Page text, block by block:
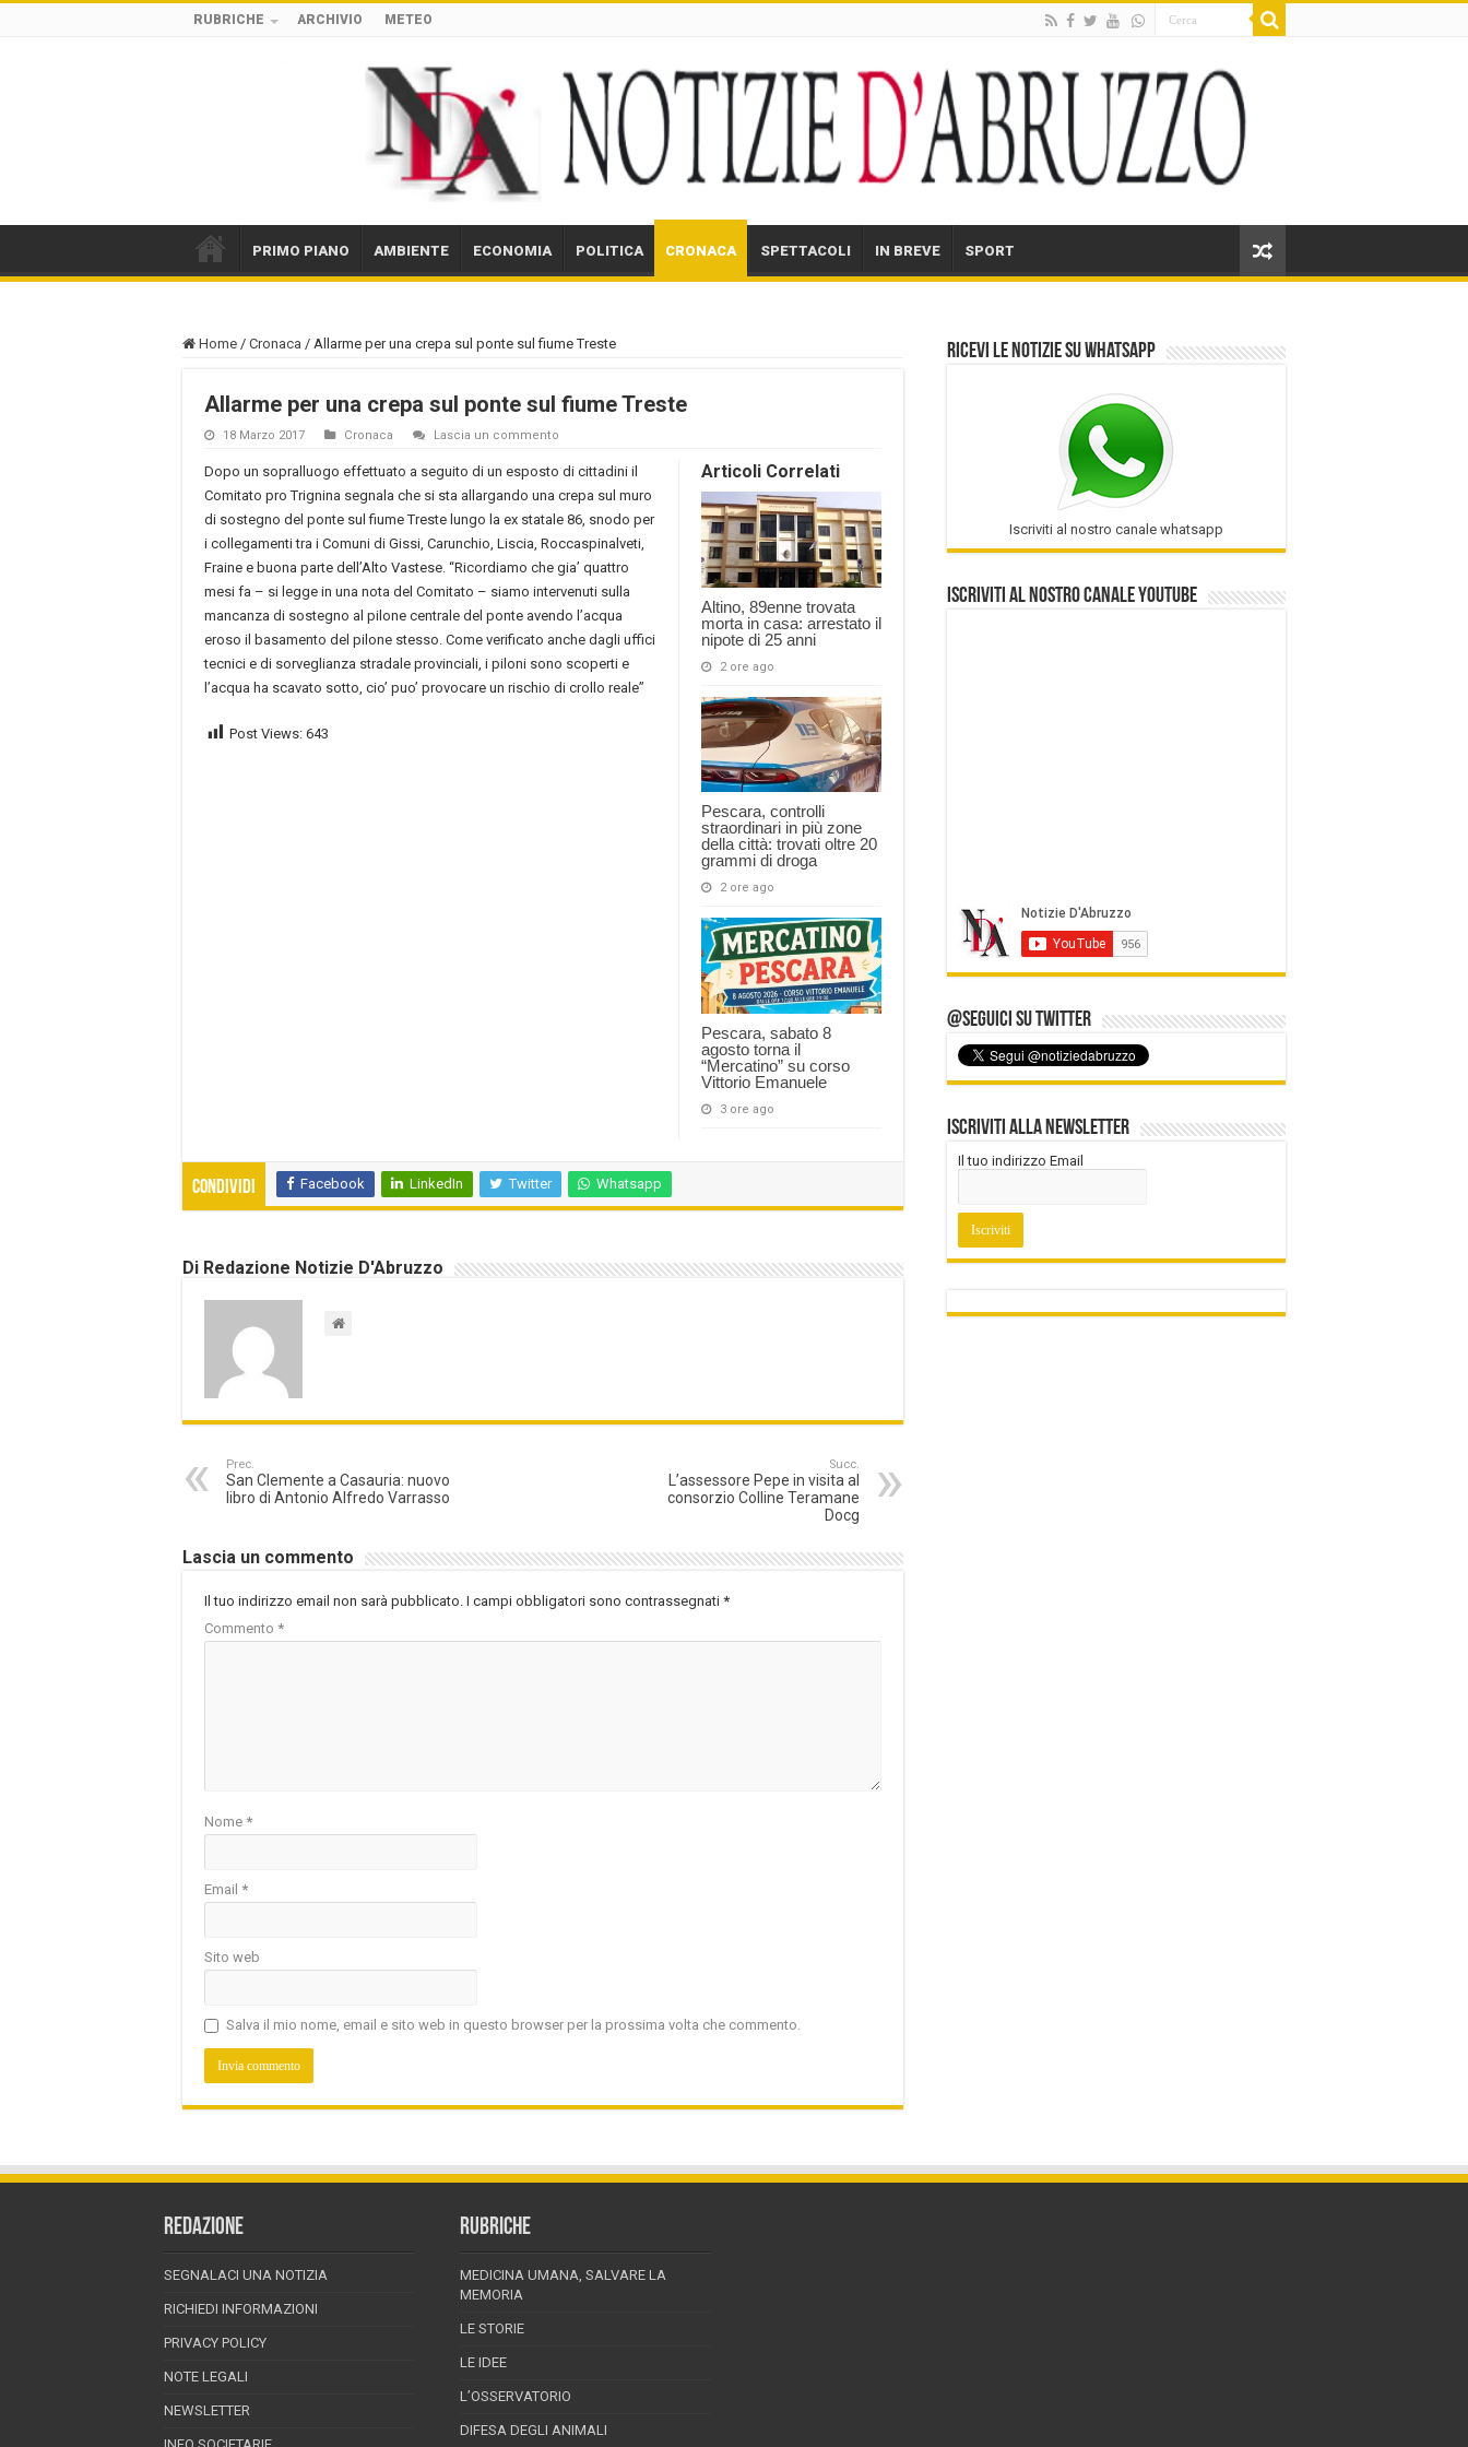
RUBRICHE ARCHIVIO METEO
PRIMO PIANO AMBIENTE ECONOMIA POLITICA CRONACA SPETTACOLI IN BREVE SPORT
Home / Cronaca / Allarme per una crepa sul ponte sul fiume Treste
Allarme per una crepa sul ponte sul fiume Treste
18 Marzo 2017 Cronaca Lascia un commento
Articoli Correlati
Altino, 89enne trovata
morta in casa: arrestato il
nipote di 25 anni
2 ore ago
Pescara, controlli
straordinari in più zone
della città: trovati oltre 20
grammi di droga
2 ore ago
Pescara, sabato 8
agosto torna il
“Mercatino” su corso
Vittorio Emanuele
3 ore ago
Dopo un sopralluogo effettuato a seguito di un esposto di cittadini il
Comitato pro Trignina segnala che si sta allargando una crepa sul muro
di sostegno del ponte sul fiume Treste lungo la ex statale 86, snodo per
i collegamenti tra i Comuni di Gissi, Carunchio, Liscia, Roccaspinalveti,
Fraine e buona parte dell’Alto Vastese. “Ricordiamo che gia’ quattro
mesi fa – si legge in una nota del Comitato – siamo intervenuti sulla
mancanza di sostegno al pilone centrale del ponte avendo l’acqua
eroso il basamento del pilone stesso. Come verificato anche dagli uffici
tecnici e di sorveglianza stradale provinciali, i piloni sono scoperti e
l’acqua ha scavato sotto, cio’ puo’ provocare un rischio di crollo reale”
Post Views: 643
Condividi Facebook LinkedIn Twitter Whatsapp
Di Redazione Notizie D'Abruzzo
Prec.
San Clemente a Casauria: nuovo
libro di Antonio Alfredo Varrasso
Succ.
L’assessore Pepe in visita al
consorzio Colline Teramane
Docg
Lascia un commento
Il tuo indirizzo email non sarà pubblicato. I campi obbligatori sono contrassegnati *
Commento *
Nome *
Email *
Sito web
Salva il mio nome, email e sito web in questo browser per la prossima volta che commento.
Ricevi le notizie su Whatsapp
Iscriviti al nostro canale whatsapp
Iscriviti al nostro Canale Youtube
@Seguici su Twitter
Iscriviti alla Newsletter
Il tuo indirizzo Email
REDAZIONE
SEGNALACI UNA NOTIZIA
RICHIEDI INFORMAZIONI
PRIVACY POLICY
NOTE LEGALI
NEWSLETTER
RUBRICHE
MEDICINA UMANA, SALVARE LA
MEMORIA
LE STORIE
LE IDEE
L’OSSERVATORIO
DIFESA DEGLI ANIMALI